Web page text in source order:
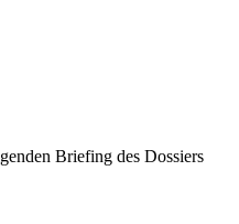
Briefing des Dossiers